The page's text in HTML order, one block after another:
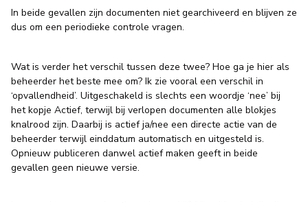
In beide gevallen zijn documenten niet gearchiveerd en blijven ze
dus om een periodieke controle vragen.
Wat is verder het verschil tussen deze twee? Hoe ga je hier als
beheerder het beste mee om? Ik zie vooral een verschil in
‘opvallendheid’. Uitgeschakeld is slechts een woordje ‘nee’ bij
het kopje Actief, terwijl bij verlopen documenten alle blokjes
knalrood zijn. Daarbij is actief ja/nee een directe actie van de
beheerder terwijl einddatum automatisch en uitgesteld is.
Opnieuw publiceren danwel actief maken geeft in beide
gevallen geen nieuwe versie.